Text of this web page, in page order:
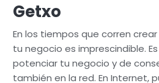
Getxo
En los tiempos que corren
tu negocio es imprescindible.
potenciar tu negocio y de
también en la red. En Internet,